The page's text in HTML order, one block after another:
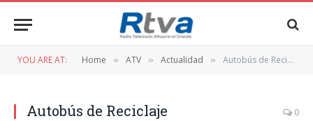
YOU ARE AT: Home » ATV » Actualidad » Autobús de Reciclaje
Autobús de Reciclaje 0